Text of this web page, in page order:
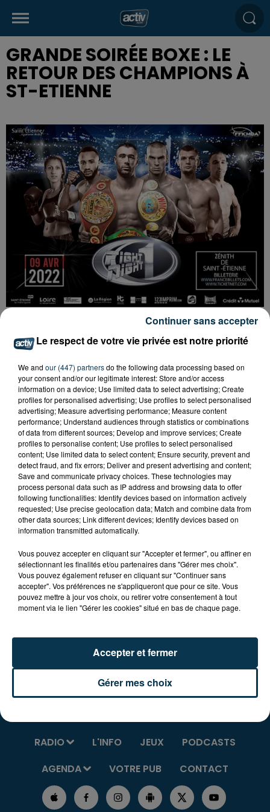
GRANDE SOIRÉE BOXE : LE
RETOUR DES CHAMPIONS À
ST-ETIENNE
Samedi 19 janvier à 19H30 aura lieu la grande soirée de
boxe professionnelle : Le Retour des Champions,
organisée par le Boxing Club du Soleil et pugilistik au
gymnase de la Cotonne situé Boulevard du Docteur
Raoul Duval à St-Etienne.
Au programme : 4 combats professionnels
Newfel Ouatah, poids lourds
Maxime Devignaud, poids welters
Tarifs : 15 €.
Plus d'infos au 06-23-66-66-33 ou sur la page
RADIO L'INFO JEUX
PODCASTS
AGENDA
VOTRE PUB CONTACT
Le respect de votre vie privée est notre priorité
We and our (447) partnersdo the following data processing based on
your consent and/or our legitimate interest: Store and/or access
information on a device; Use limited data to select advertising; Create
profiles for personalised advertising; Use profiles to select personalised
advertising; Measure advertising performance; Measure content
performance; Understand audiences through statistics or combinations
of data from different sources; Develop and improve services; Create
profiles to personalise content; Use profiles to select personalised
content; Use limited data to select content; Ensure security, prevent and
detect fraud, and fix errors; Deliver and present advertising and content;
Save and communicate privacy choices. These technologies may
process personal data such as IP address and browsing data to offer
following functionalities: Identify devices based on information actively
requested; Use precise geolocation data; Match and combine data from
other data sources; Link different devices; Identify devices based on
information transmitted automatically.
Vous pouvez accepter en cliquant sur "Accepter et fermer", ou affiner en
sélectionnant les finalités et/ou partenaires dans "Gérer mes choix".
Vous pouvez également refuser en cliquant sur "Continuer sans
accepter". Vos préférences ne s'appliqueront que pour ce site. Vous
pouvez mettre à jour vos choix, ou retirer votre consentement à tout
moment via le lien "Gérer les cookies" situé en bas de chaque page.
Gérer mes choix
Accepter et fermer
Continuer sans accepter